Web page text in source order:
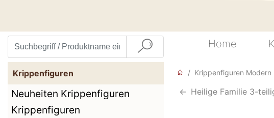
Home
Krippenfiguren
Neuheiten Krippenfiguren
Krippenfiguren
Krippenfiguren Modern
<- Heilige Familie 3-